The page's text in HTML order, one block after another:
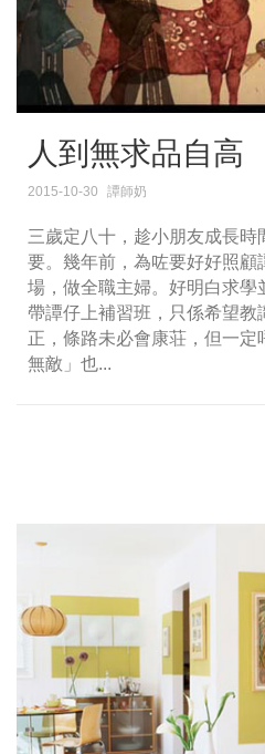
人到無求品自高
2015-10-30 譚師奶
三歲定八十，趁小朋友成長時
要。幾年前，為咗要好好照顧
場，做全職主婦。好明白求學
帶譚仔上補習班，只係希望教
正，條路未必會康荘，但一
無敵」也...